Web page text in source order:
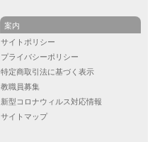
案内
サイトポリシー
プライバシーポリシー
特定商取引法に基づく表示
教職員募集
新型コロナウィルス対応情報
サイトマップ